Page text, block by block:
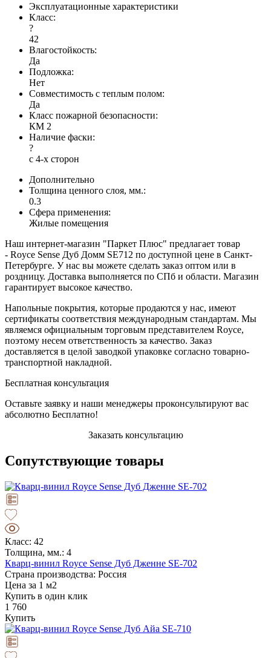
Эксплуатационные характеристики
Класс:
?
42
Влагостойкость:
Да
Подложка:
Нет
Совместимость с теплым полом:
Да
Класс пожарной безопасности:
КМ 2
Наличие фаски:
?
с 4-х сторон
Дополнительно
Толщина ценного слоя, мм.:
0.3
Сфера применения:
Жилые помещения
Наш интернет-магазин "Паркет Плюс" предлагает товар
- Royce Sense Дуб Домм SE712 по доступной цене в Санкт-
Петербурге. У нас вы можете сделать заказ оптом или в
роздницу. Доставка выполняется по СПб и области. Магазин
гарантирует высокое качество.
Напольные покрытия, которые продаются у нас, имеют
сертификаты соответствия международным стандартам. Мы
являемся официальным торговым представителем Royce,
поэтому несем ответственность за качество. Заказ
доставляется в целой заводкой упаковке согласно товарно-
транспортной накладной.
Бесплатная консультация
Оставьте заявку и наши менеджеры проконсультируют вас
абсолютно Бесплатно!
Заказать консультацию
Сопутствующие товары
Класс: 42
Толщина, мм.: 4
Кварц-винил Royce Sense Дуб Дженне SE-702
Страна производства: Россия
Цена за 1 м2
Купить в один клик
1 760
Купить